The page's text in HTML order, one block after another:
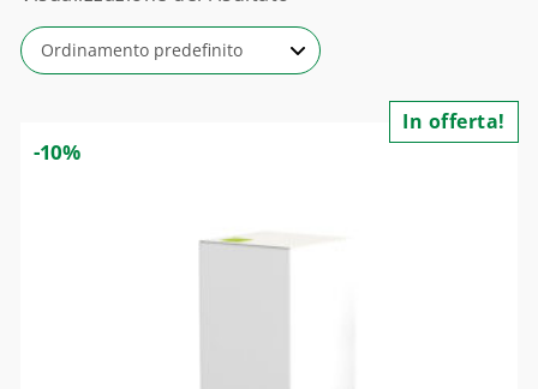
In offerta!
-10%